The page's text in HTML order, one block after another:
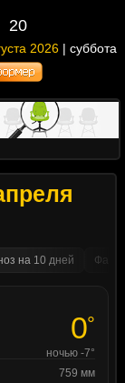
20
2026 | суббота
на 10 дней
0°
ночью -7°
759 мм